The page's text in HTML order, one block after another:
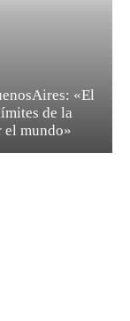
«El
de la
el mundo»